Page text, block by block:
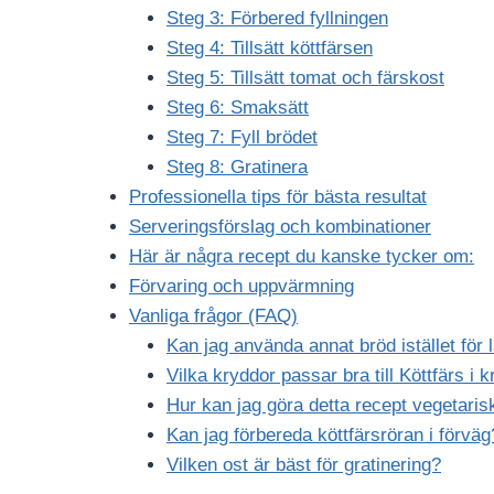
Steg 3: Förbered fyllningen
Steg 4: Tillsätt köttfärsen
Steg 5: Tillsätt tomat och färskost
Steg 6: Smaksätt
Steg 7: Fyll brödet
Steg 8: Gratinera
Professionella tips för bästa resultat
Serveringsförslag och kombinationer
Här är några recept du kanske tycker om:
Förvaring och uppvärmning
Vanliga frågor (FAQ)
Kan jag använda annat bröd istället för
Vilka kryddor passar bra till Köttfärs i
Hur kan jag göra detta recept
Kan jag förbereda köttfärsröran i
Vilken ost är bäst för gratinering?